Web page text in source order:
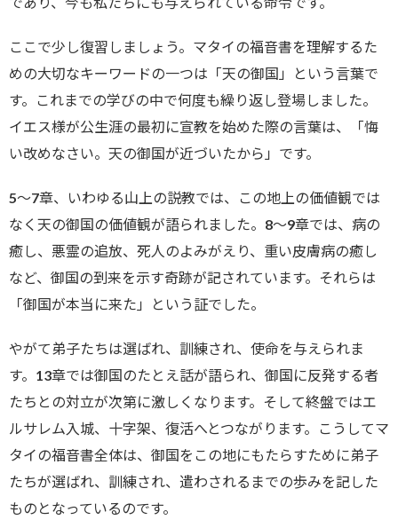
ここで少し復習しましょう。マタイの福音書を理解するた
めの大切なキーワードの一つは「天の御国」という言葉で
す。これまでの学びの中で何度も繰り返し登場しました。
イエス様が公生涯の最初に宣教を始めた際の言葉は、「悔
い改めなさい。天の御国が近づいたから」です。
5～7章、いわゆる山上の説教では、この地上の価値観では
なく天の御国の価値観が語られました。8～9章では、病の
癒し、悪霊の追放、死人のよみがえり、重い皮膚病の癒し
など、御国の到来を示す奇跡が記されています。それらは
「御国が本当に来た」という証でした。
やがて弟子たちは選ばれ、訓練され、使命を与えられま
す。13章では御国のたとえ話が語られ、御国に反発する者
たちとの対立が次第に激しくなります。そして終盤ではエ
ルサレム入城、十字架、復活へとつながります。こうしてマ
タイの福音書全体は、御国をこの地にもたらすために弟子
たちが選ばれ、訓練され、遣わされるまでの歩みを記した
ものとなっているのです。